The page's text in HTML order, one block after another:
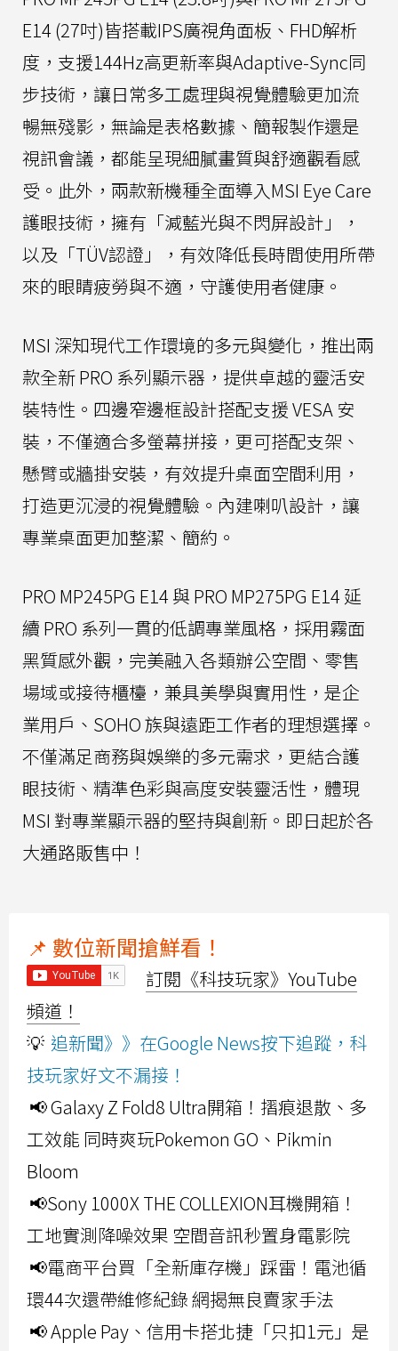
E14 (27吋)皆搭載IPS廣視角面板、FHD解析
度，支援144Hz高更新率與Adaptive-Sync同
步技術，讓日常多工處理與視覺體驗更加流
暢無殘影，無論是表格數據、簡報製作還是
視訊會議，都能呈現細膩畫質與舒適觀看感
受。此外，兩款新機種全面導入MSI Eye Care
護眼技術，擁有「減藍光與不閃屏設計」，
以及「TÜV認證」，有效降低長時間使用所帶
來的眼睛疲勞與不適，守護使用者健康。
MSI 深知現代工作環境的多元與變化，推出兩
款全新 PRO 系列顯示器，提供卓越的靈活安
裝特性。四邊窄邊框設計搭配支援 VESA 安
裝，不僅適合多螢幕拼接，更可搭配支架、
懸臂或牆掛安裝，有效提升桌面空間利用，
打造更沉浸的視覺體驗。內建喇叭設計，讓
專業桌面更加整潔、簡約。
PRO MP245PG E14 與 PRO MP275PG E14 延
續 PRO 系列一貫的低調專業風格，採用霧面
黑質感外觀，完美融入各類辦公空間、零售
場域或接待櫃檯，兼具美學與實用性，是企
業用戶、SOHO 族與遠距工作者的理想選擇。
不僅滿足商務與娛樂的多元需求，更結合護
眼技術、精準色彩與高度安裝靈活性，體現
MSI 對專業顯示器的堅持與創新。即日起於各
大通路販售中！
📌 數位新聞搶鮮看！
訂閱《科技玩家》YouTube
頻道！
💡 追新聞》》在Google News按下追蹤，科
技玩家好文不漏接！
📢 Galaxy Z Fold8 Ultra開箱！摺痕退散、多
工效能 同時爽玩Pokemon GO、Pikmin
Bloom
📢Sony 1000X THE COLLEXION耳機開箱！
工地實測降噪效果 空間音訊秒置身電影院
📢電商平台買「全新庫存機」踩雷！電池循
環44次還帶維修紀錄 網揭無良賣家手法
📢 Apple Pay、信用卡搭北捷「只扣1元」是